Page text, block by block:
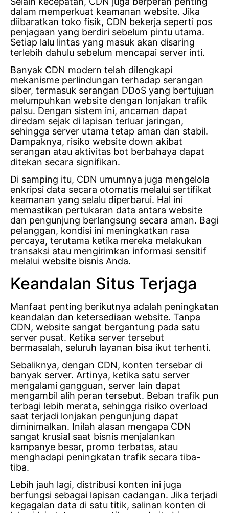
dalam memperkuat keamanan website. Jika
diibaratkan toko fisik, CDN bekerja seperti pos
penjagaan yang berdiri sebelum pintu utama.
Setiap lalu lintas yang masuk akan disaring
terlebih dahulu sebelum mencapai server inti.
Banyak CDN modern telah dilengkapi
mekanisme perlindungan terhadap serangan
siber, termasuk serangan DDoS yang bertujuan
melumpuhkan website dengan lonjakan trafik
palsu. Dengan sistem ini, ancaman dapat
diredam sejak di lapisan terluar jaringan,
sehingga server utama tetap aman dan stabil.
Dampaknya, risiko website down akibat
serangan atau aktivitas bot berbahaya dapat
ditekan secara signifikan.
Di samping itu, CDN umumnya juga mengelola
enkripsi data secara otomatis melalui sertifikat
keamanan yang selalu diperbarui. Hal ini
memastikan pertukaran data antara website
dan pengunjung berlangsung secara aman. Bagi
pelanggan, kondisi ini meningkatkan rasa
percaya, terutama ketika mereka melakukan
transaksi atau mengirimkan informasi sensitif
melalui website bisnis Anda.
Keandalan Situs Terjaga
Manfaat penting berikutnya adalah peningkatan
keandalan dan ketersediaan website. Tanpa
CDN, website sangat bergantung pada satu
server pusat. Ketika server tersebut
bermasalah, seluruh layanan bisa ikut terhenti.
Sebaliknya, dengan CDN, konten tersebar di
banyak server. Artinya, ketika satu server
mengalami gangguan, server lain dapat
mengambil alih peran tersebut. Beban trafik pun
terbagi lebih merata, sehingga risiko overload
saat terjadi lonjakan pengunjung dapat
diminimalkan. Inilah alasan mengapa CDN
sangat krusial saat bisnis menjalankan
kampanye besar, promo terbatas, atau
menghadapi peningkatan trafik secara tiba-
tiba.
Lebih jauh lagi, distribusi konten ini juga
berfungsi sebagai lapisan cadangan. Jika terjadi
kegagalan data di satu titik, salinan konten di